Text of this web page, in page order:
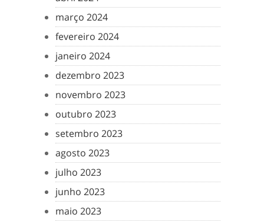
março 2024
fevereiro 2024
janeiro 2024
dezembro 2023
novembro 2023
outubro 2023
setembro 2023
agosto 2023
julho 2023
junho 2023
maio 2023